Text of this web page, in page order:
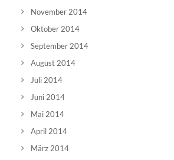
November 2014
Oktober 2014
September 2014
August 2014
Juli 2014
Juni 2014
Mai 2014
April 2014
März 2014